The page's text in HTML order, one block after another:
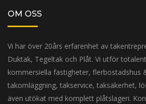
OM OSS
Vi har över 20års erfarenhet av
Duktak, Tegeltak och Plåt. Vi utför
kommersiella fastigheter, flerbostadshus
takomläggning, takservice, taksäkerhet,
även utökat med komplett plåtslageri.